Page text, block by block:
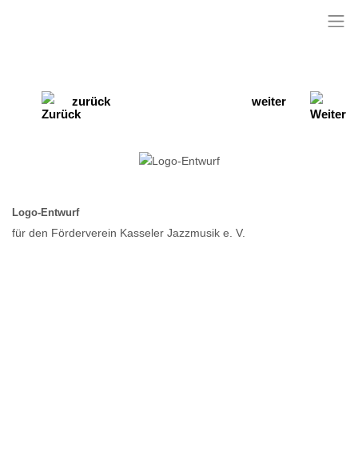
zurück weiter
Logo-Entwurf
für den Förderverein Kasseler Jazzmusik e. V.